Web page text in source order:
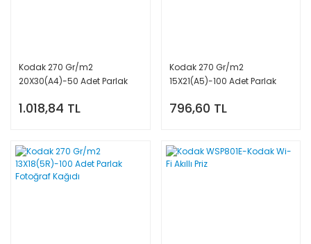
Kodak 270 Gr/m2
20X30(A4)-50 Adet Parlak
1.018,84 TL
Kodak 270 Gr/m2
15X21(A5)-100 Adet Parlak
796,60 TL